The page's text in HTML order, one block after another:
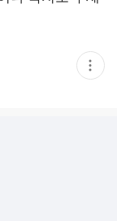
현
재